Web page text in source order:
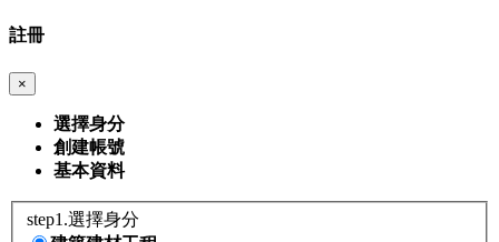
註冊
×
選擇身分
創建帳號
基本資料
step1.選擇身分